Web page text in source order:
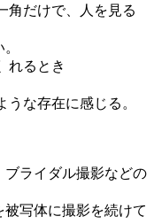
角だけで、人を見る
れるとき
な存在に感じる。
ライダル撮影などの
写体に撮影を続けて